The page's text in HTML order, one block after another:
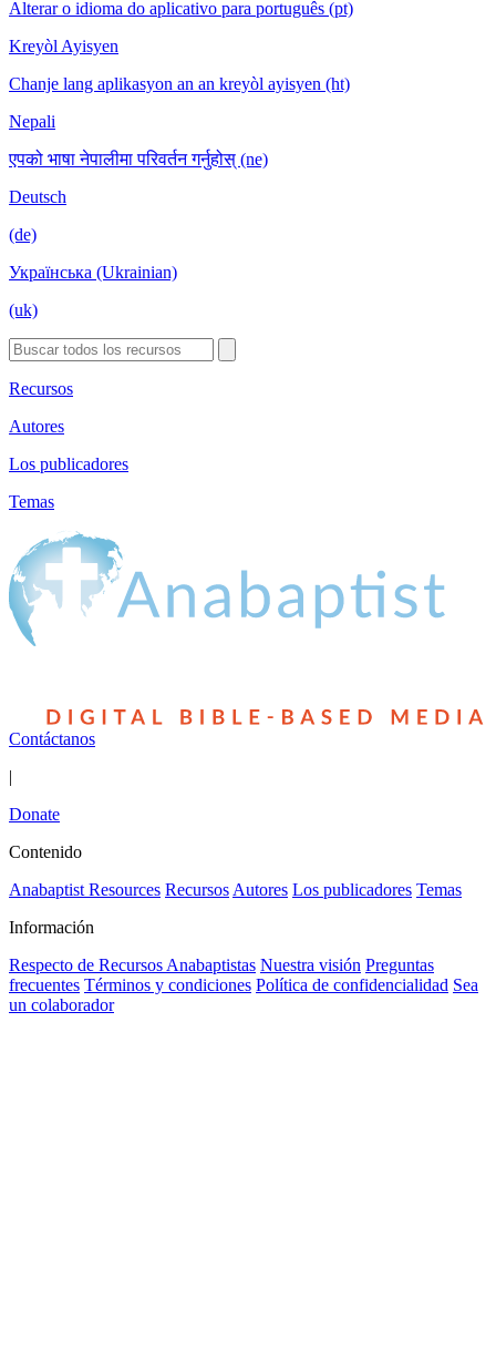
Alterar o idioma do aplicativo para português (pt)
Kreyòl Ayisyen
Chanje lang aplikasyon an an kreyòl ayisyen (ht)
Nepali
एपको भाषा नेपालीमा परिवर्तन गर्नुहोस् (ne)
Deutsch
(de)
Українська (Ukrainian)
(uk)
Recursos
Autores
Los publicadores
Temas
Contáctanos
|
Donate
Contenido
Anabaptist Resources Recursos Autores Los publicadores Temas
Información
Respecto de Recursos Anabaptistas Nuestra visión Preguntas
frecuentes Términos y condiciones Política de confidencialidad Sea
un colaborador